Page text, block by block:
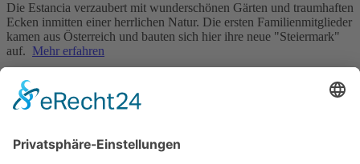
Die Estancia verzaubert mit wunderschönen Gärten und traumhaften
Ecken inmitten einer herrlichen Natur. Die ersten Familienmitglieder
kamen aus Österreich und bauten sich hier ihre neue "Steiermark"
auf. Mehr erfahren
Unser Reisetipp
von der UNESCO anerkannten GEO-Parks "Grutas del Palacio".